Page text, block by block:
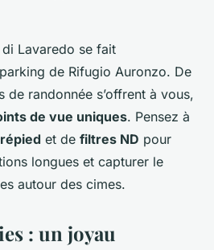
di Lavaredo se fait
de Rifugio Auronzo. De
de randonnée s’offrent à vous,
de vue uniques. Pensez à
et de filtres ND pour
longues et capturer le
autour des cimes.
: un joyau